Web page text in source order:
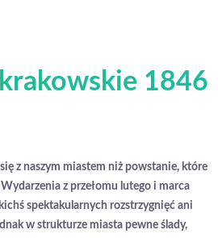
1846
z naszym miastem niż powstanie, które
z przełomu lutego i marca
spektakularnych rozstrzygnięć ani
w strukturze miasta pewne ślady,